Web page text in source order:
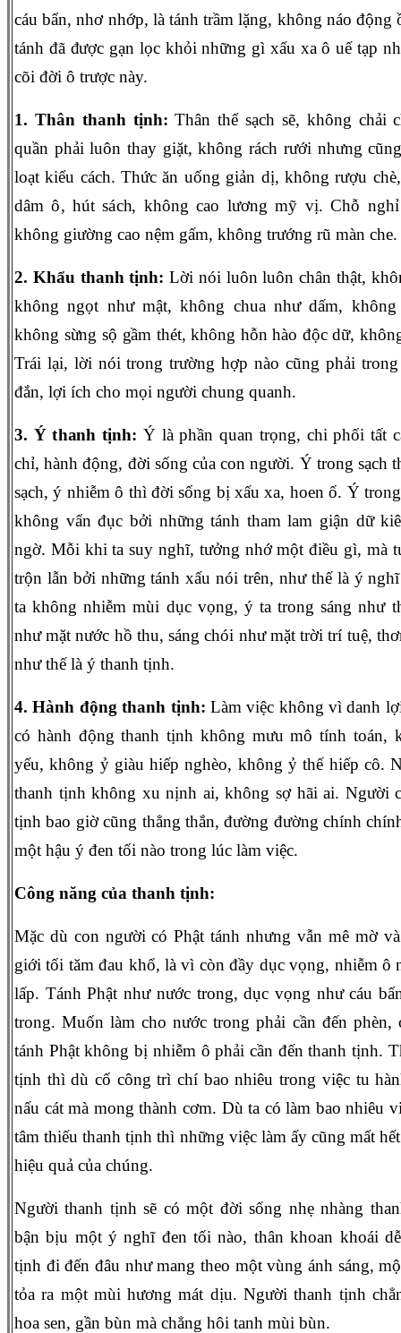
cáu bẩn, nhơ nhớp, là tánh trầm lặng, không náo động
tánh đã được gạn lọc khỏi những gì xấu xa ô uế tạp
cõi đời ô trược này.
1. Thân thanh tịnh: Thân thể sạch sẽ, không chải
quần phải luôn thay giặt, không rách rưới nhưng
loạt kiểu cách. Thức ăn uống giản dị, không rượu
dâm ô, hút sách, không cao lương mỹ vị. Chỗ
không giường cao nệm gấm, không trướng rũ màn che.
2. Khẩu thanh tịnh: Lời nói luôn luôn chân thật,
không ngọt như mật, không chua như dấm,
không sừng sộ gầm thét, không hỗn hào độc dữ,
Trái lại, lời nói trong trường hợp nào cũng phải
đắn, lợi ích cho mọi người chung quanh.
3. Ý thanh tịnh: Ý là phần quan trọng, chi phối tất
chỉ, hành động, đời sống của con người. Ý trong sạch
sạch, ý nhiễm ô thì đời sống bị xấu xa, hoen ố. Ý
không vẩn đục bởi những tánh tham lam giận dữ
ngờ. Mỗi khi ta suy nghĩ, tưởng nhớ một điều gì, mà
trộn lẫn bởi những tánh xấu nói trên, như thế là ý
ta không nhiễm mùi dục vọng, ý ta trong sáng như
như mặt nước hồ thu, sáng chói như mặt trời trí tuệ,
như thế là ý thanh tịnh.
4. Hành động thanh tịnh: Làm việc không vì danh
có hành động thanh tịnh không mưu mô tính toán,
yếu, không ỷ giàu hiếp nghèo, không ỷ thế hiếp cô.
thanh tịnh không xu nịnh ai, không sợ hãi ai. Người
tịnh bao giờ cũng thẳng thắn, đường đường chính
một hậu ý đen tối nào trong lúc làm việc.
Công năng của thanh tịnh:
Mặc dù con người có Phật tánh nhưng vẫn mê mờ
giới tối tăm đau khổ, là vì còn đầy dục vọng, nhiễm ô
lấp. Tánh Phật như nước trong, dục vọng như cáu
trong. Muốn làm cho nước trong phải cần đến phèn,
tánh Phật không bị nhiễm ô phải cần đến thanh tịnh.
tịnh thì dù cố công trì chí bao nhiêu trong việc tu
nấu cát mà mong thành cơm. Dù ta có làm bao nhiêu
tâm thiếu thanh tịnh thì những việc làm ấy cũng mất
hiệu quả của chúng.
Người thanh tịnh sẽ có một đời sống nhẹ nhàng
bận bịu một ý nghĩ đen tối nào, thân khoan khoái
tịnh đi đến đâu như mang theo một vùng ánh sáng,
tỏa ra một mùi hương mát dịu. Người thanh tịnh
hoa sen, gần bùn mà chẳng hôi tanh mùi bùn.